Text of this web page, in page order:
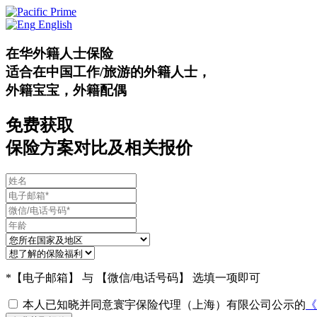
English
在华外籍人士保险
适合在中国工作/旅游的外籍人士，
外籍宝宝，外籍配偶
免费获取
保险方案对比及相关报价
* 【电子邮箱】 与 【微信/电话号码】 选填一项即可
本人已知晓并同意寰宇保险代理（上海）有限公司公示的